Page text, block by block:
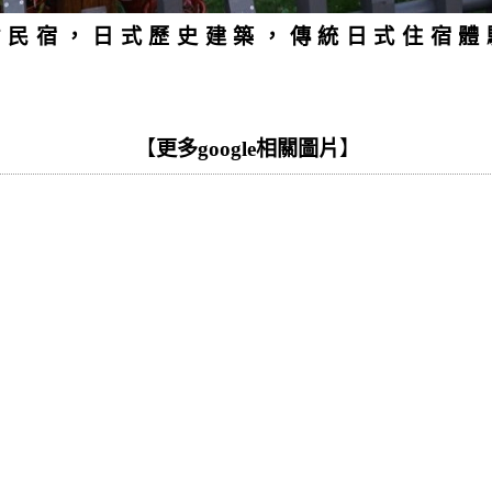
民宿，日式歷史建築，傳統日式住宿體
【 更多google相關圖片 】